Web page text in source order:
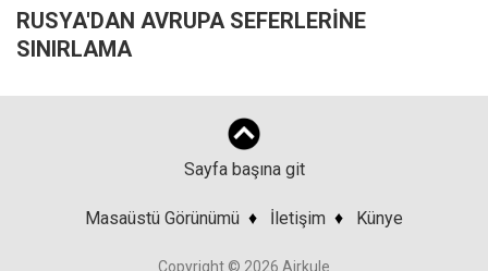
RUSYA'DAN AVRUPA SEFERLERİNE
SINIRLAMA
Sayfa başına git
Masaüstü Görünümü ♦ İletişim ♦ Künye
Copyright © 2026 Airkule